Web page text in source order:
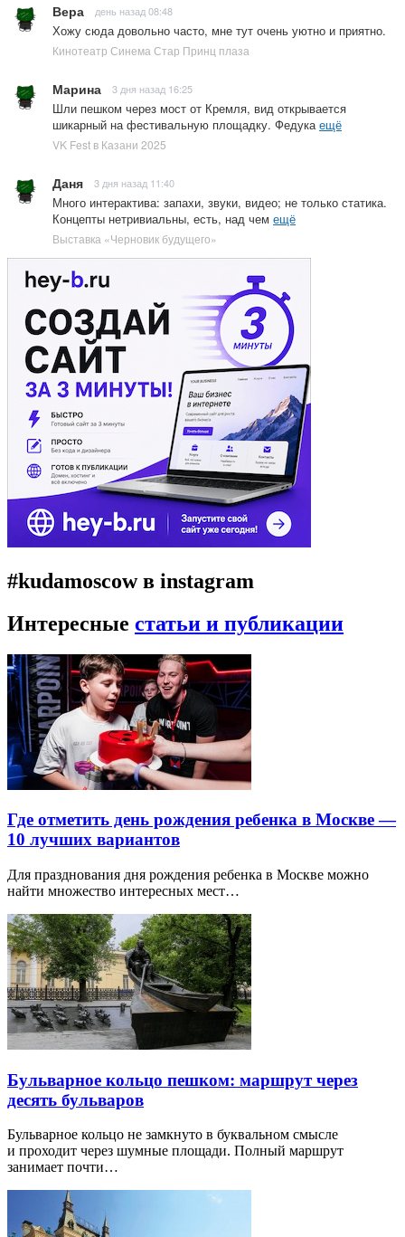
Вера день назад 08:48
Хожу сюда довольно часто, мне тут очень уютно и приятно.
Кинотеатр Синема Стар Принц плаза
Марина 3 дня назад 16:25
Шли пешком через мост от Кремля, вид открывается
шикарный на фестивальную площадку. Федукаещё
VK Fest в Казани 2025
Даня 3 дня назад 11:40
Много интерактива: запахи, звуки, видео; не только статика.
Концепты нетривиальны, есть, над чем ещё
Выставка «Черновик будущего»
#kudamoscow в instagram
Интересные статьи и публикации
Где отметить день рождения ребенка в Москве —
10 лучших вариантов
Для празднования дня рождения ребенка в Москве можно
найти множество интересных мест…
Бульварное кольцо пешком: маршрут через
десять бульваров
Бульварное кольцо не замкнуто в буквальном смысле
и проходит через шумные площади. Полный маршрут
занимает почти…